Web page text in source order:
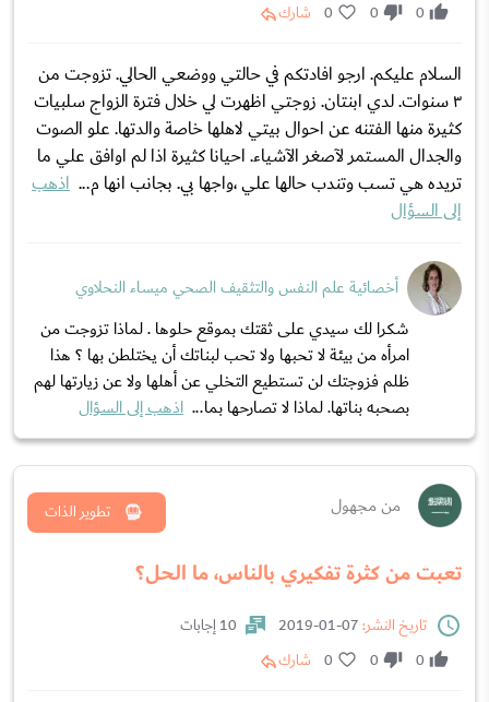
0
0
0 شارك
السلام عليكم. ارجو افادتكم في حالتي ووضعي الحالي. تزوجت من
٣ سنوات. لدي ابنتان. زوجتي اظهرت لي خلال فترة الزواج سلبيات
كثيرة منها الفتنه عن احوال بيتي لاهلها خاصة والدتها. علو الصوت
والجدال المستمر لآصغر الآشياء. احيانا كثيرة اذا لم اوافق علي ما
تريده هي تسب وتندب حالها علي ،واجها بي. بجانب انها م... اذهب
إلى السؤال
أخصائية علم النفس والتثقيف الصحي ميساء النحلاوي
شكرا لك سيدي على ثقتك بموقع حلوها . لماذا تزوجت من
امرأه من بيئة لا تحبها ولا تحب لبناتك أن يختلطن بها ؟ هذا
ظلم فزوجتك لن تستطيع التخلي عن أهلها ولا عن زيارتها لهم
بصحبه بناتها. لماذا لا تصارحها بما... اذهب إلى السؤال
من مجهول
تعبت من كثرة تفكيري بالناس، ما الحل؟
تطوير الذات
تاريخ النشر:
10 إجابات
0
0
0 شارك